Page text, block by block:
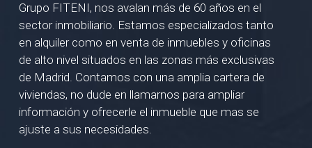
Grupo FITENI, nos avalan más de 60 años en el
sector inmobiliario. Estamos especializados tanto
en alquiler como en venta de inmuebles y oficinas
de alto nivel situados en las zonas más exclusivas
de Madrid. Contamos con una amplia cartera de
viviendas, no dude en llamarnos para ampliar
información y ofrecerle el inmueble que mas se
ajuste a sus necesidades.